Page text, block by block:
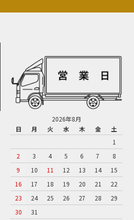
2026年8月
日
月 火 水 木 金
土
1
2
3 4 5 6 7
8
9
10 11 12 13 14
15
16
17 18 19 20 21
22
23
24 25 26 27 28
29
30
31